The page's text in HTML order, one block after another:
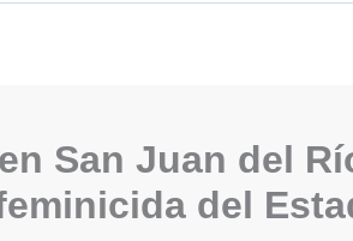
San Juan del
del